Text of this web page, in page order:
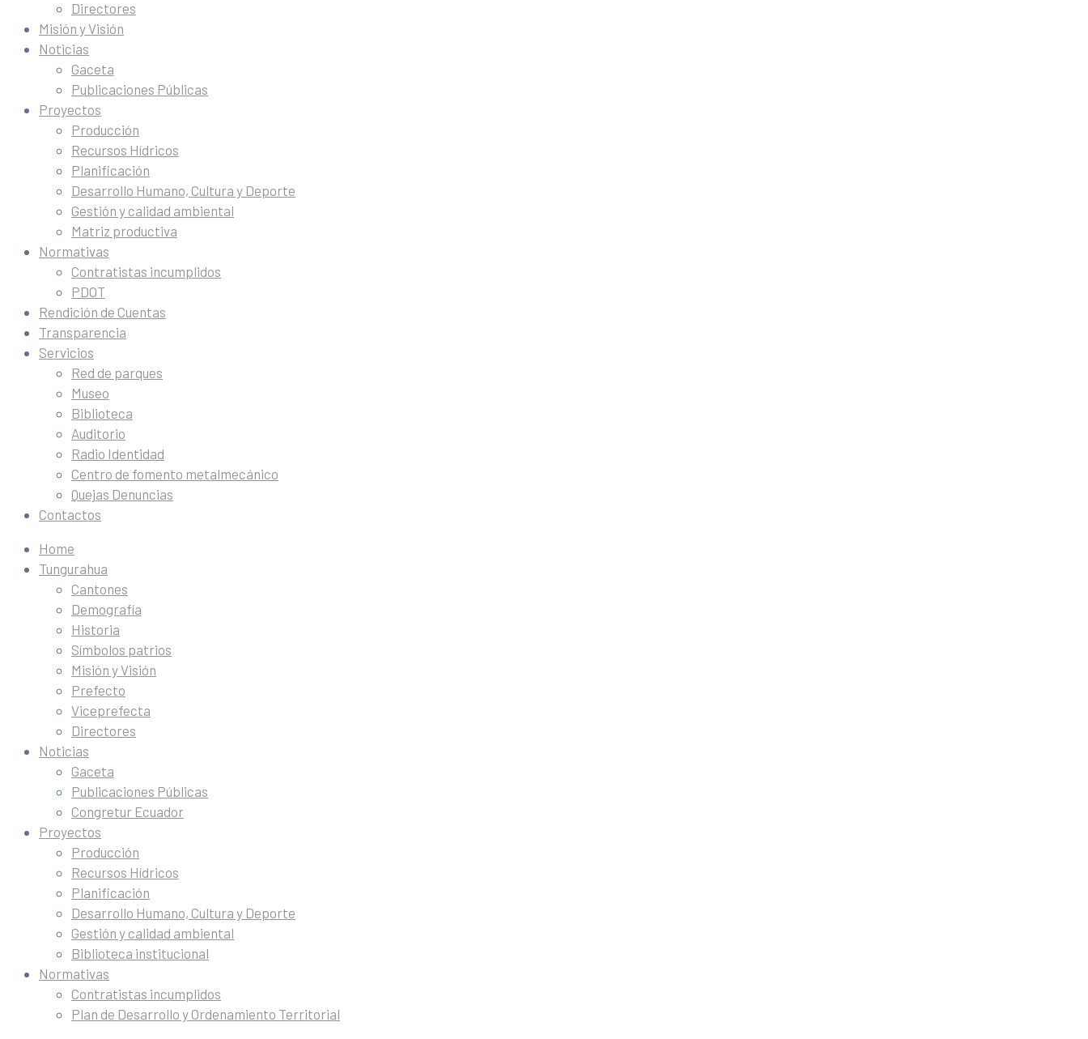
Directores
Misión y Visión
Noticias
Gaceta
Publicaciones Públicas
Proyectos
Producción
Recursos Hídricos
Planificación
Desarrollo Humano, Cultura y Deporte
Gestión y calidad ambiental
Matriz productiva
Normativas
Contratistas incumplidos
PDOT
Rendición de Cuentas
Transparencia
Servicios
Red de parques
Museo
Biblioteca
Auditorio
Radio Identidad
Centro de fomento metalmecánico
Quejas Denuncias
Contactos
Home
Tungurahua
Cantones
Demografía
Historia
Símbolos patrios
Misión y Visión
Prefecto
Viceprefecta
Directores
Noticias
Gaceta
Publicaciones Públicas
Congretur Ecuador
Proyectos
Producción
Recursos Hídricos
Planificación
Desarrollo Humano, Cultura y Deporte
Gestión y calidad ambiental
Biblioteca institucional
Normativas
Contratistas incumplidos
Plan de Desarrollo y Ordenamiento Territorial